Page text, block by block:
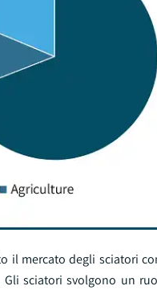
mercato degli sciatori
sciatori svolgono un